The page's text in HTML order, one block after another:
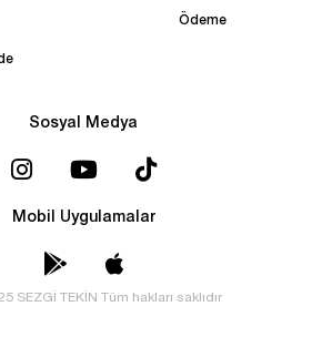
Ödeme
Sosyal Medya
Mobil Uygulamalar
SEZGİ TEKİN Tüm hakları saklıdır